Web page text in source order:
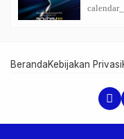
GIIAS
BerandaKebijakan Privasi